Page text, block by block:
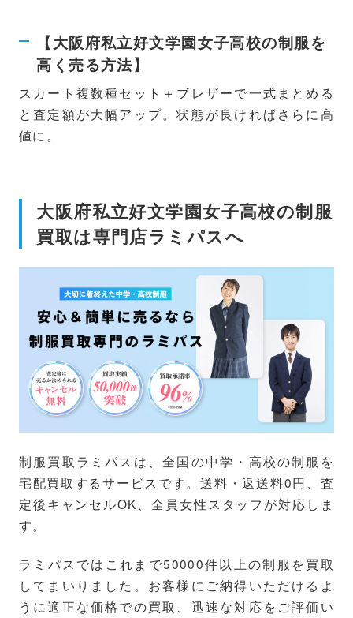
【大阪府私立好文学園女子高校の制服を
高く売る方法】
スカート複数種セット＋ブレザーで一式まとめる
と査定額が大幅アップ。状態が良ければさらに高
値に。
大阪府私立好文学園女子高校の制服
買取は専門店ラミパスへ
制服買取ラミパスは、全国の中学・高校の制服を
宅配買取するサービスです。送料・返送料0円、査
定後キャンセルOK、全員女性スタッフが対応しま
す。
ラミパスではこれまで50000件以上の制服を買取
してまいりました。お客様にご納得いただけるよ
うに適正な価格での買取、迅速な対応をご評価い